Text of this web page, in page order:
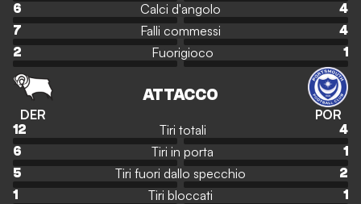
6
Calci d'angolo
4
7
Falli commessi
4
2
Fuorigioco 1
DER
ATTACCO
POR
12 Tiri totali
4
6
Tiri in porta
1
5
Tiri fuori dallo specchio
2
1
Tiri bloccati 1